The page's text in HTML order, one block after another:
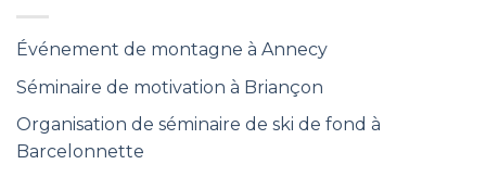
Événement de montagne à Annecy
Séminaire de motivation à Briançon
Organisation de séminaire de ski de fond à
Barcelonnette